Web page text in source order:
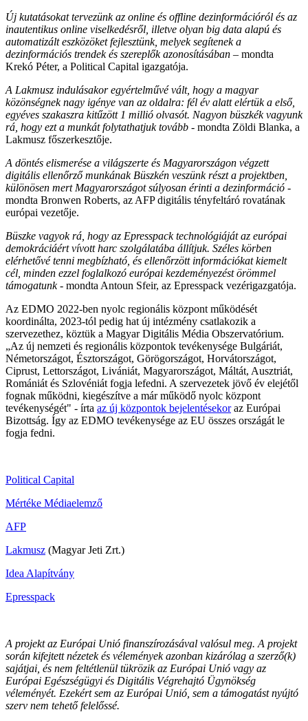
Új kutatásokat tervezünk az online és offline dezinformációról és az
inautentikus online viselkedésről, illetve olyan big data alapú és
automatizált eszközöket fejlesztünk, melyek segítenek a
dezinformációs trendek és szereplők azonosításában – mondta
Krekó Péter, a Political Capital igazgatója.
A Lakmusz indulásakor egyértelművé vált, hogy a magyar
közönségnek nagy igénye van az oldalra: fél év alatt elértük a első,
egyéves szakaszra kitűzött 1 millió olvasót. Nagyon büszkék vagyunk
rá, hogy ezt a munkát folytathatjuk tovább - mondta Zöldi Blanka, a
Lakmusz főszerkesztője.
A döntés elismerése a világszerte és Magyarországon végzett
digitális ellenőrző munkának Büszkén veszünk részt a projektben,
különösen mert Magyarországot súlyosan érinti a dezinformáció -
mondta Bronwen Roberts, az AFP digitális tényfeltáró rovatának
európai vezetője.
Büszke vagyok rá, hogy az Epresspack technológiáját az európai
demokráciáért vívott harc szolgálatába állítjuk. Széles körben
elérhetővé tenni megbízható, és ellenőrzött információkat kiemelt
cél, minden ezzel foglalkozó európai kezdeményezést örömmel
támogatunk- mondta Antoun Sfeir, az Epresspack vezérigazgatója.
Az EDMO 2022-ben nyolc regionális központ működését
koordinálta, 2023-tól pedig hat új intézmény csatlakozik a
szervezethez, köztük a Magyar Digitális Média Obszervatórium.
„Az új nemzeti és regionális központok tevékenysége Bulgáriát,
Németországot, Észtországot, Görögországot, Horvátországot,
Ciprust, Lettországot, Livániát, Magyarországot, Máltát, Ausztriát,
Romániát és Szlovéniát fogja lefedni. A szervezetek jövő év elejétől
fognak működni, kiegészítve a már működő nyolc központ
tevékenységét" - írta az új központok bejelentésekoraz Európai
Bizottság. Így az EDMO tevékenysége az EU összes országát le
fogja fedni.
Political Capital
Mértéke Médiaelemző
AFP
Lakmusz (Magyar Jeti Zrt.)
Idea Alapítvány
Epresspack
A projekt az Európai Unió finanszírozásával valósul meg. A projekt
során kifejtett nézetek és vélemények azonban kizárólag a szerző(k)
sajátjai, és nem feltétlenül tükrözik az Európai Unió vagy az
Európai Egészségügyi és Digitális Végrehajtó Ügynökség
véleményét. Ezekért sem az Európai Unió, sem a támogatást nyújtó
szerv nem tehető felelőssé.